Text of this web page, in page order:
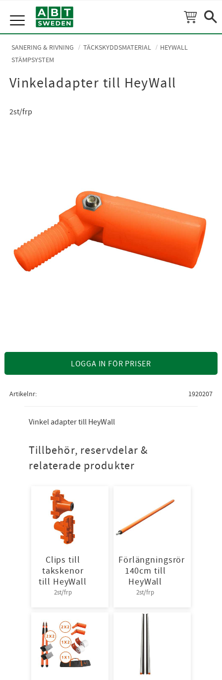
Meny
SANERING & RIVNING TÄCKSKYDDSMATERIAL
HEYWALL
STÄMPSYSTEM
Vinkeladapter till HeyWall
2st/frp
LOGGA IN FÖR PRISER
Artikelnr 1920207
Vinkel adapter till HeyWall
Tillbehör, reservdelar &
relaterade produkter
Clips till
takskenor
till HeyWall
2st/frp
Förlängningsrör
140cm till
HeyWall
2st/frp